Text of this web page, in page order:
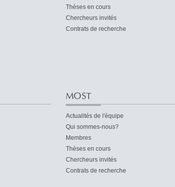
Thèses en cours
Chercheurs invités
Contrats de recherche
MOST
Actualités de l'équipe
Qui sommes-nous?
Membres
Thèses en cours
Chercheurs invités
Contrats de recherche